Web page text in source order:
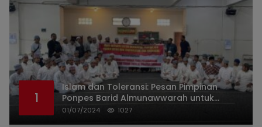
1
Islam dan Toleransi: Pesan Pimpinan
Ponpes Barid Almunawwarah untuk
Indonesia
01/07/2024 1027